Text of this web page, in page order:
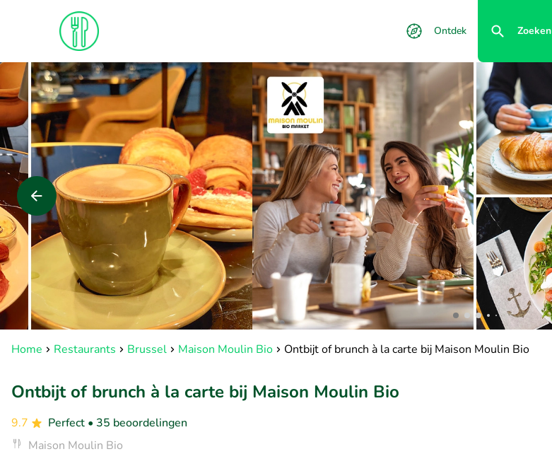
Ontdek Zoeken
Home Restaurants Brussel Maison Moulin Bio Ontbijt of brunch à la carte bij Maison Moulin Bio
Ontbijt of brunch à la carte bij Maison Moulin Bio
9.7 Perfect • 35 beoordelingen
Maison Moulin Bio